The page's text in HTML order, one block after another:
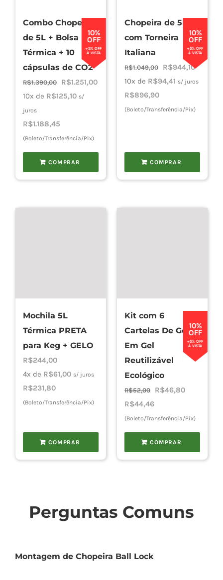
10%
OFF
+5% OFF
À VISTA
Combo Chopeira
de 5L + Bolsa
Térmica + 10
cápsulas de CO2
R$1.390,00
O
preço
R$1.390,00.
R$1.251,00O
10x de R$125,10 s/
juros
R$1.188,45
(Boleto/Transferência/Pix)
COMPRAR
10%
OFF
+5% OFF
À VISTA
Chopeira de 5L
com Torneira
Italiana
R$1.049,00
O
preço
era:
R$944,10O
preço
é:
10x de R$94,41 s/ juros
R$896,90
(Boleto/Transferência/Pix)
COMPRAR
Mochila 5L
Térmica PRETA
para Keg + GELO
R$244,00
4x de R$61,00 s/ juros
R$231,80
(Boleto/Transferência/Pix)
COMPRAR
10%
OFF
+5% OFF
À VISTA
Kit com 6
Cartelas De Gelo
Em Gel
Reutilizável
Ecológico
R$52,00
O
original
era:
R$52,00.
R$46,80O
atual
é:
R$44,46
(Boleto/Transferência/Pix)
COMPRAR
Perguntas Comuns
Montagem de Chopeira Ball Lock